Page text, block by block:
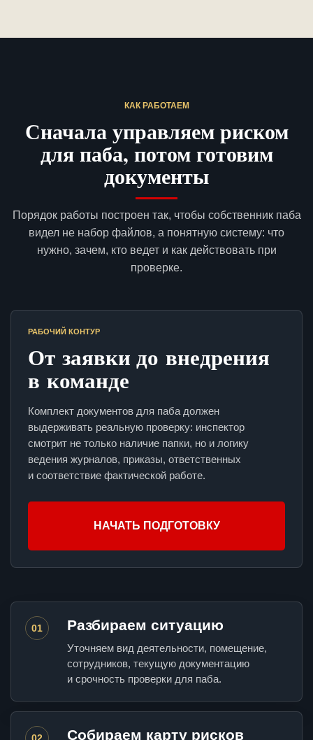
КАК РАБОТАЕМ
Сначала управляем риском
для паба, потом готовим
документы
Порядок работы построен так, чтобы собственник паба
видел не набор файлов, а понятную систему: что
нужно, зачем, кто ведет и как действовать при
проверке.
РАБОЧИЙ КОНТУР
От заявки до внедрения
в команде
Комплект документов для паба должен
выдерживать реальную проверку: инспектор
смотрит не только наличие папки, но и логику
ведения журналов, приказы, ответственных
и соответствие фактической работе.
НАЧАТЬ ПОДГОТОВКУ
01 Разбираем ситуацию
Уточняем вид деятельности, помещение,
сотрудников, текущую документацию
и срочность проверки для паба.
02 Собираем карту рисков